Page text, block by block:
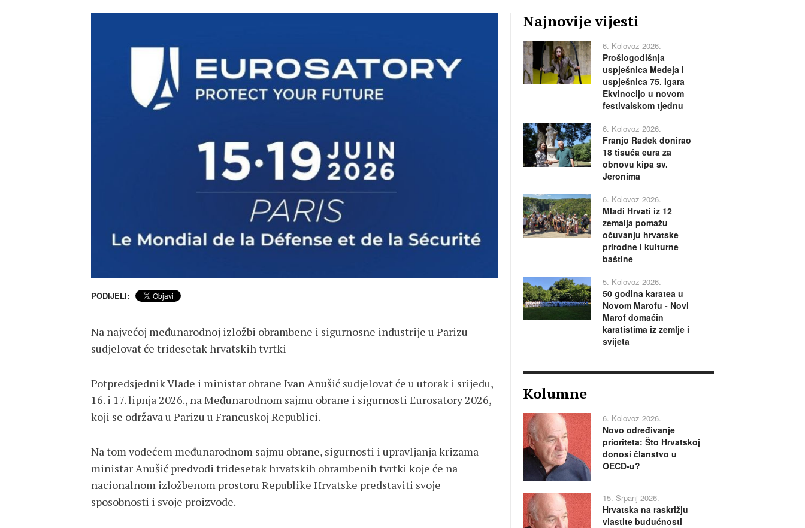
PODIJELI:
Na najvećoj međunarodnoj izložbi obrambene i sigurnosne industrije u Parizu
sudjelovat će tridesetak hrvatskih tvrtki
Potpredsjednik Vlade i ministar obrane Ivan Anušić sudjelovat će u utorak i srijedu,
16. i 17. lipnja 2026., na Međunarodnom sajmu obrane i sigurnosti Eurosatory 2026,
koji se održava u Parizu u Francuskoj Republici.
Na tom vodećem međunarodnom sajmu obrane, sigurnosti i upravljanja krizama
ministar Anušić predvodi tridesetak hrvatskih obrambenih tvrtki koje će na
nacionalnom izložbenom prostoru Republike Hrvatske predstaviti svoje
sposobnosti i svoje proizvode.
Najnovije vijesti
6. Kolovoz 2026.
Prošlogodišnja
uspješnica Medeja i
uspješnica 75. Igara
Ekvinocijo u novom
festivalskom tjednu
6. Kolovoz 2026.
Franjo Radek donirao
18 tisuća eura za
obnovu kipa sv.
Jeronima
6. Kolovoz 2026.
Mladi Hrvati iz 12
zemalja pomažu
očuvanju hrvatske
prirodne i kulturne
baštine
5. Kolovoz 2026.
50 godina karatea u
Novom Marofu - Novi
Marof domaćin
karatistima iz zemlje i
svijeta
Kolumne
6. Kolovoz 2026.
Novo određivanje
prioriteta: Što Hrvatskoj
donosi članstvo u
OECD-u?
15. Srpanj 2026.
Hrvatska na raskrižju
vlastite budućnosti